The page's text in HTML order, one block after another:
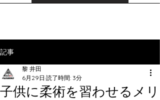
記事
子供に柔術を習わせるメリ
黎 井田
6月29日 読了時間: 3分